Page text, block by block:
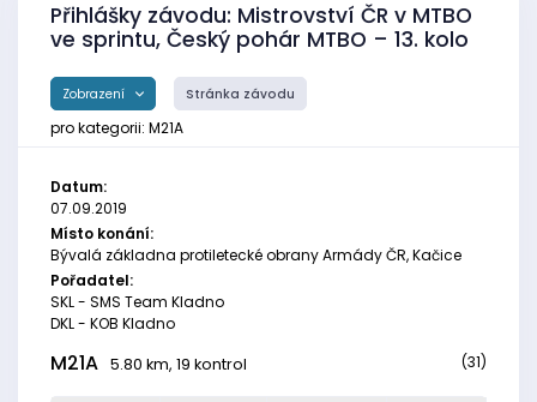
Přihlášky závodu: Mistrovství ČR v MTBO
ve sprintu, Český pohár MTBO – 13. kolo
Zobrazení Stránka závodu
pro kategorii: M21A
Datum:
07.09.2019
Místo konání:
Bývalá základna protiletecké obrany Armády ČR, Kačice
Pořadatel:
SKL - SMS Team Kladno
DKL - KOB Kladno
M21A 5.80 km, 19 kontrol (31)